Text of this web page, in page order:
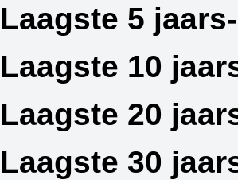
Laagste 5
Laagste 10
Laagste 20
Laagste 30